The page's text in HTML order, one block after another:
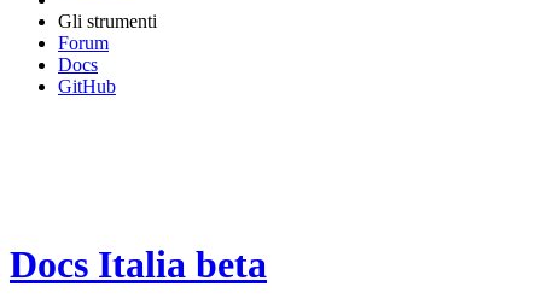
Gli strumenti
Forum
Docs
GitHub
Docs Italia beta